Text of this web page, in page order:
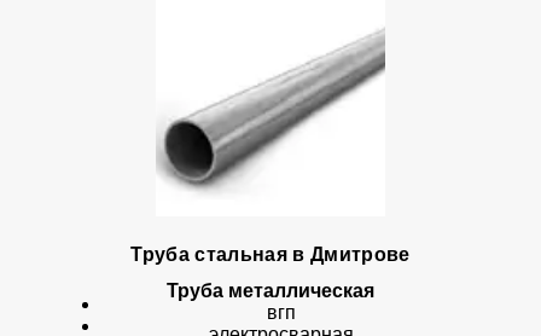
Труба стальная в Дмитрове
Труба металлическая
вгп